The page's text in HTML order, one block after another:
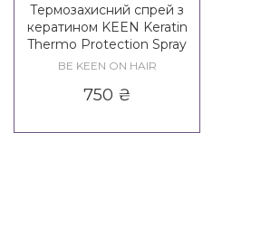
Термозахисний спрей з
кератином KEEN Keratin
Thermo Protection Spray
BE KEEN ON HAIR
750 ₴